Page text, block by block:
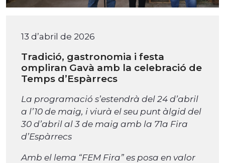
13 d’abril de 2026
Tradició, gastronomia i festa
ompliran Gavà amb la celebració de
Temps d’Espàrrecs
La programació s’estendrà del 24 d’abril
a l’10 de maig, i viurà el seu punt àlgid del
30 d’abril al 3 de maig amb la 71a Fira
d’Espàrrecs
Amb el lema “FEM Fira” es posa en valor